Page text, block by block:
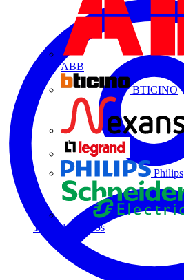
ABB
BTICINO
Philips
Todos los socios